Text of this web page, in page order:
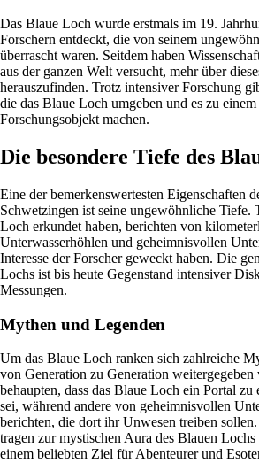
Das Blaue Loch wurde erstmals im 19.
Forschern entdeckt, die von seinem
überrascht waren. Seitdem haben
aus der ganzen Welt versucht, mehr über
herauszufinden. Trotz intensiver Forschung
die das Blaue Loch umgeben und es zu
Forschungsobjekt machen.
Die besondere Tiefe des
Eine der bemerkenswertesten Eigenschaften
Schwetzingen ist seine ungewöhnliche Tiefe.
Loch erkundet haben, berichten von
Unterwasserhöhlen und geheimnisvollen
Interesse der Forscher geweckt haben. Die
Lochs ist bis heute Gegenstand intensiver
Messungen.
Mythen und Legenden
Um das Blaue Loch ranken sich zahlreiche
von Generation zu Generation
behaupten, dass das Blaue Loch ein Portal zu
sei, während andere von geheimnisvollen
berichten, die dort ihr Unwesen treiben
tragen zur mystischen Aura des Blauen Lochs
einem beliebten Ziel für Abenteurer und